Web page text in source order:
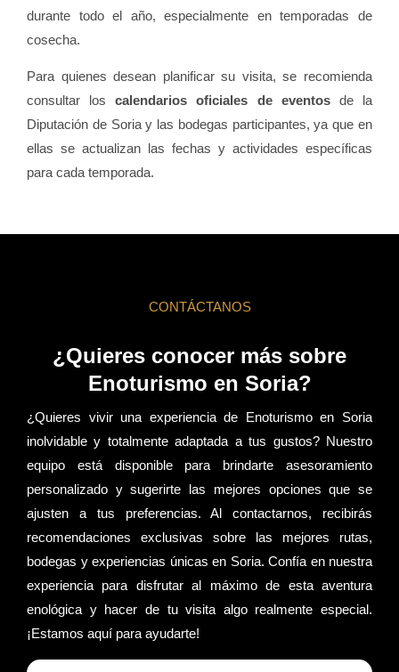
durante todo el año, especialmente en temporadas de
cosecha.
Para quienes desean planificar su visita, se recomienda
consultar loscalendarios oficiales de eventosde la
Diputación de Soria y las bodegas participantes, ya que en
ellas se actualizan las fechas y actividades específicas
para cada temporada.
CONTÁCTANOS
¿Quieres conocer más sobre
Enoturismo en Soria?
¿Quieres vivir una experiencia de Enoturismo en Soria
inolvidable y totalmente adaptada a tus gustos? Nuestro
equipo está disponible para brindarte asesoramiento
personalizado y sugerirte las mejores opciones que se
ajusten a tus preferencias. Al contactarnos, recibirás
recomendaciones exclusivas sobre las mejores rutas,
bodegas y experiencias únicas en Soria. Confía en nuestra
experiencia para disfrutar al máximo de esta aventura
enológica y hacer de tu visita algo realmente especial.
¡Estamos aquí para ayudarte!